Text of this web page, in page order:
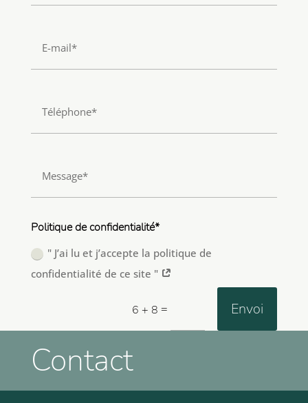
Politique de confidentialité*
" J’ai lu et j’accepte la politique de
confidentialité de ce site "
6 + 8 = Envoi
Contact